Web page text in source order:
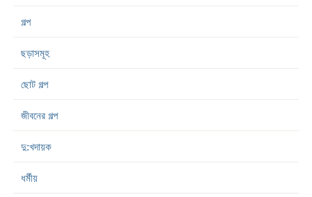
গল্প
ছড়াসমূহ
ছোট গল্প
জীবনের গল্প
দু:খদায়ক
ধর্মীয়